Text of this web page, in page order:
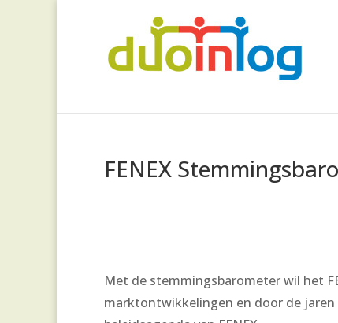
FENEX
Met de stemmingsbarometer wil het
marktontwikkelingen en door de